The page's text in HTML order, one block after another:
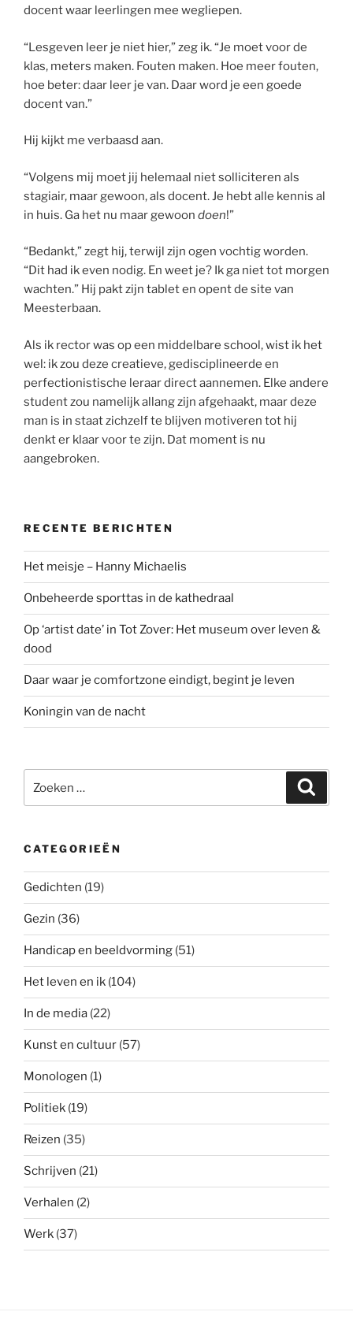
docent waar leerlingen mee wegliepen.
“Lesgeven leer je niet hier,” zeg ik. “Je moet voor de
klas, meters maken. Fouten maken. Hoe meer fouten,
hoe beter: daar leer je van. Daar word je een goede
docent van.”
Hij kijkt me verbaasd aan.
“Volgens mij moet jij helemaal niet solliciteren als
stagiair, maar gewoon, als docent. Je hebt alle kennis al
in huis. Ga het nu maar gewoon doen!”
“Bedankt,” zegt hij, terwijl zijn ogen vochtig worden.
“Dit had ik even nodig. En weet je? Ik ga niet tot morgen
wachten.” Hij pakt zijn tablet en opent de site van
Meesterbaan.
Als ik rector was op een middelbare school, wist ik het
wel: ik zou deze creatieve, gedisciplineerde en
perfectionistische leraar direct aannemen. Elke andere
student zou namelijk allang zijn afgehaakt, maar deze
man is in staat zichzelf te blijven motiveren tot hij
denkt er klaar voor te zijn. Dat moment is nu
aangebroken.
RECENTE BERICHTEN
Het meisje – Hanny Michaelis
Onbeheerde sporttas in de kathedraal
Op ‘artist date’ in Tot Zover: Het museum over leven &
dood
Daar waar je comfortzone eindigt, begint je leven
Koningin van de nacht
naar:
CATEGORIEËN
Gedichten (19)
Gezin (36)
Handicap en beeldvorming (51)
Het leven en ik (104)
In de media (22)
Kunst en cultuur (57)
Monologen (1)
Politiek (19)
Reizen (35)
Schrijven (21)
Verhalen (2)
Werk (37)